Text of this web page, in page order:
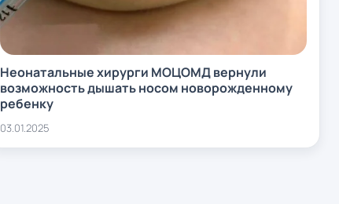
Неонатальные хирурги МОЦОМД вернули
возможность дышать носом новорожденному
ребенку
03.01.2025